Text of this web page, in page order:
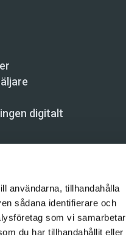
användarna, tillhandahålla
sådana identifierare och
som vi samarbetar
du har tillhandahållit eller
digitalt
indexering och liknande) är inte